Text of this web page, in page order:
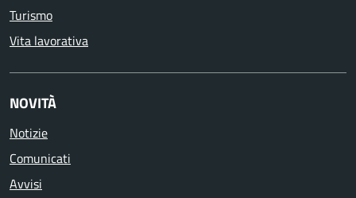
Turismo
Vita lavorativa
NOVITÀ
Notizie
Comunicati
Avvisi